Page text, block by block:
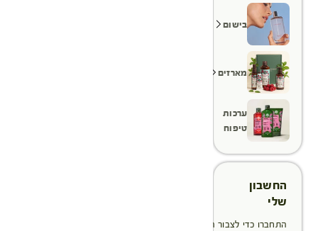
בישום
מארזים
ערכות
טיפוח
החשבון
שלי
התחברו כדי לצבור הטבות, לנהל ולעקוב אחר ההזמנות